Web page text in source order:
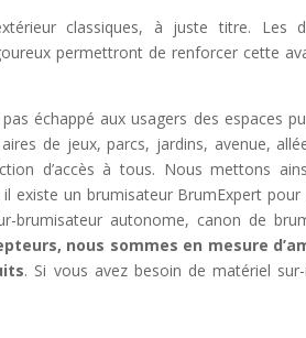
classiques, à juste titre. Les
permettront de renforcer cette
échappé aux usagers des espaces
de jeux, parcs, jardins, avenue,
d’accès à tous. Nous mettons
existe un brumisateur BrumExpert pour
brumisateur autonome, canon de
nous sommes en mesure
. Si vous avez besoin de matériel